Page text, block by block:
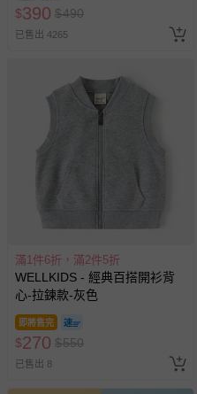
相關的退換貨辦理流程，可
運送服務：目前提供的運
區，可能會無法配送，或
亦保留出貨與否的權利。
商品實際的配達日期，可
已出貨通知之訊息為主。
如您收到商品，請依正常
情形，您可申請更換新品
若您對於會員帳號、商品
式、折價券與購物金的使
問，你可詳見：
媽咪愛客
預購商品：預購為海外同
助取消退款事宜。
人小孩均一價(3歲以上需購票))
$390 $490
已售出 4265
滿1件6折，滿2件5折
WELLKIDS - 經典百搭開衫背
心-拉鍊款-灰色
即將售完
$270 $550
已售出 8